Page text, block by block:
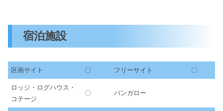
宿泊施設
区画サイト 〇 フリーサイト 〇
ロッジ・ログハウス・
コテージ
〇 バンガロー